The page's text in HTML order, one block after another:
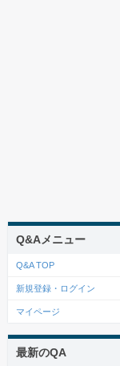
Q&Aメニュー
Q&A TOP
新規登録・ログイン
マイページ
最新のQA